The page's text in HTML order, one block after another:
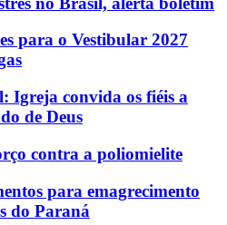
para o Vestibular 2027
Igreja convida os fiéis a
de Deus
contra a poliomielite
para emagrecimento
do Paraná